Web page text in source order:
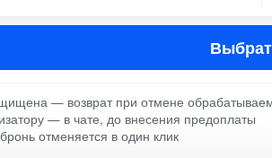
— возврат при отмене
— в чате, до внесения предоплаты
отменяется в один клик